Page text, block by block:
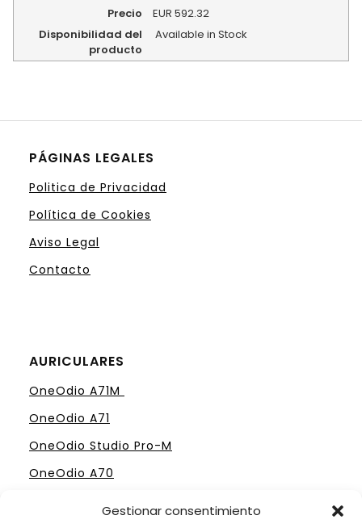
Gestionar consentimiento
Precio
EUR 592.32
Disponibilidad del
producto
Available in Stock
PÁGINAS LEGALES
Politica de Privacidad
Política de Cookies
Aviso Legal
Contacto
AURICULARES
OneOdio A71M
OneOdio A71
OneOdio Studio Pro-M
OneOdio A70